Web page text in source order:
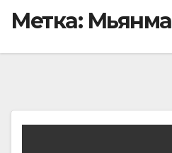
Метка: Мьянма